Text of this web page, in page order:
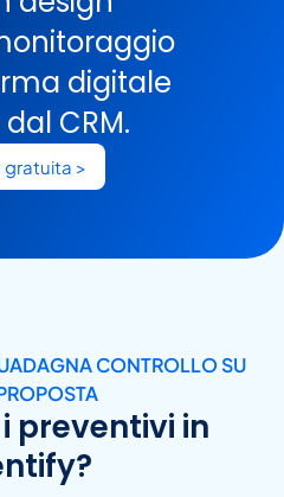
digitale
CRM.
gratuita >
CONTROLLO SU
preventivi in